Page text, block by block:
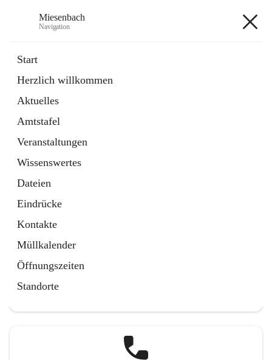
Miesenbach
Navigation
Start
Herzlich willkommen
Aktuelles
Amtstafel
Veranstaltungen
Wissenswertes
Dateien
Eindrücke
Kontakte
Müllkalender
Öffnungszeiten
Standorte
Externe Webseite
in
Tab
Region Schneebergland
Externe Webseite
öffnet
in
neuem
Tab